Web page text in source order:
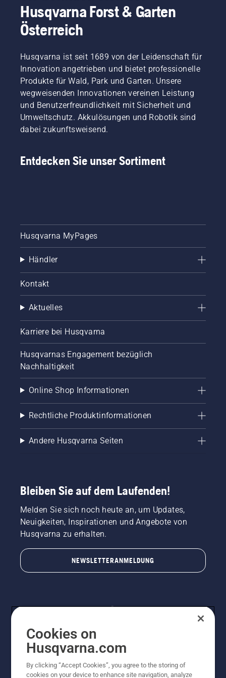
Husqvarna Forst & Garten
Österreich
Husqvarna ist seit 1689 von der Leidenschaft für
Innovation angetrieben und bietet professionelle
Produkte für Wald, Park und Garten. Unsere
wegweisenden Innovationen vereinen Leistung
und Benutzerfreundlichkeit mit Sicherheit und
Umweltschutz. Akkulösungen und Robotik sind
dabei zukunftsweisend.
Entdecken Sie unser Sortiment
Husqvarna MyPages
Händler
Kontakt
Aktuelles
Karriere bei Husqvarna
Husqvarnas Engagement bezüglich
Nachhaltigkeit
Online Shop Informationen
Rechtliche Produktinformationen
Andere Husqvarna Seiten
Bleiben Sie auf dem Laufenden!
Melden Sie sich noch heute an, um Updates,
Neuigkeiten, Inspirationen und Angebote von
Husqvarna zu erhalten.
NEWSLETTERANMELDUNG
© Husqvarna AB (publ). Alle Rechte vorbehalten.
Cookies on
Husqvarna.com
By clicking “Accept Cookies”, you agree to the storing of
cookies on your device to enhance site navigation, analyze